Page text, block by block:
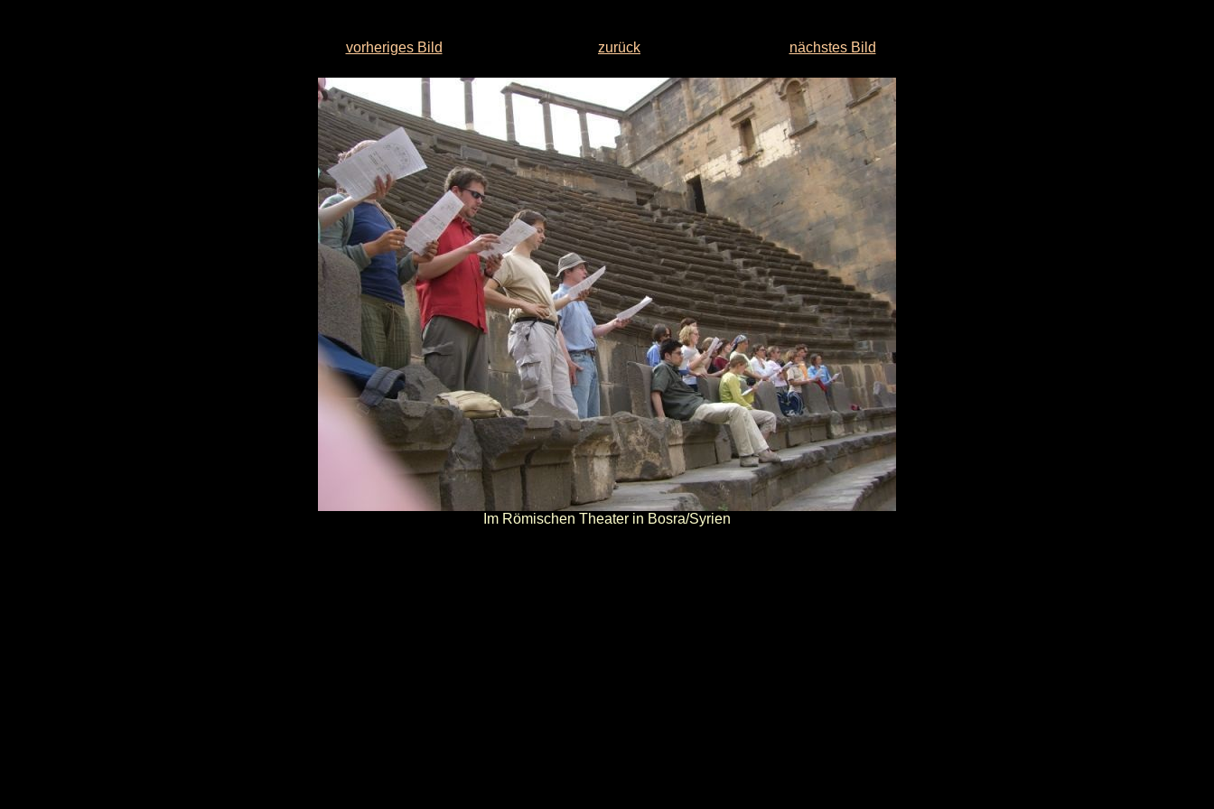
vorheriges Bild zurück nächstes Bild
Im Römischen Theater in Bosra/Syrien